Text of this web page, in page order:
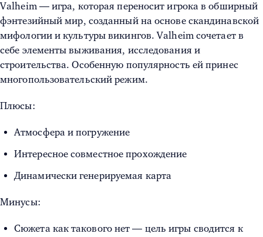
Valheim — игра, которая переносит игрока в обширный
фэнтезийный мир, созданный на основе скандинавской
мифологии и культуры викингов. Valheim сочетает в
себе элементы выживания, исследования и
строительства. Особенную популярность ей принес
многопользовательский режим.
Плюсы:
Атмосфера и погружение
Интересное совместное прохождение
Динамически генерируемая карта
Минусы:
Сюжета как такового нет — цель игры сводится к